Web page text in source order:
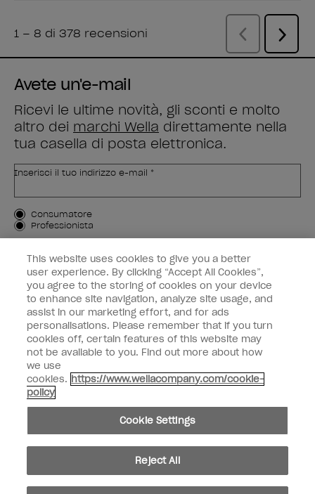
Avete un'e-mail
Ricevi le ultime novità, gli sconti e molto
altro dei marchi Wella direttamente nella
tua casella di posta elettronica.
Inserisci il tuo indirizzo e-mail *
Tipo di cliente
Consumatore
Professionista
ISCRIVIMI
Informazioni per i clienti
OPI & voi
instagramfacebook
Copyright 2026, Wella Operations US LLC. Tutti i diritti riservati.
This website uses cookies to give you a better
user experience. By clicking “Accept All Cookies”,
you agree to the storing of cookies on your device
to enhance site navigation, analyze site usage, and
assist in our marketing effort, and for ads
personalisations. Please remember that if you turn
cookies off, certain features of this website may
not be available to you. Find out more about how
we use
cookies. https://www.wellacompany.com/cookie-
policy
Cookie Settings
Reject All